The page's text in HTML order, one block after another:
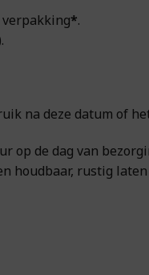
*.
na deze datum of
op de dag van
houdbaar, rustig